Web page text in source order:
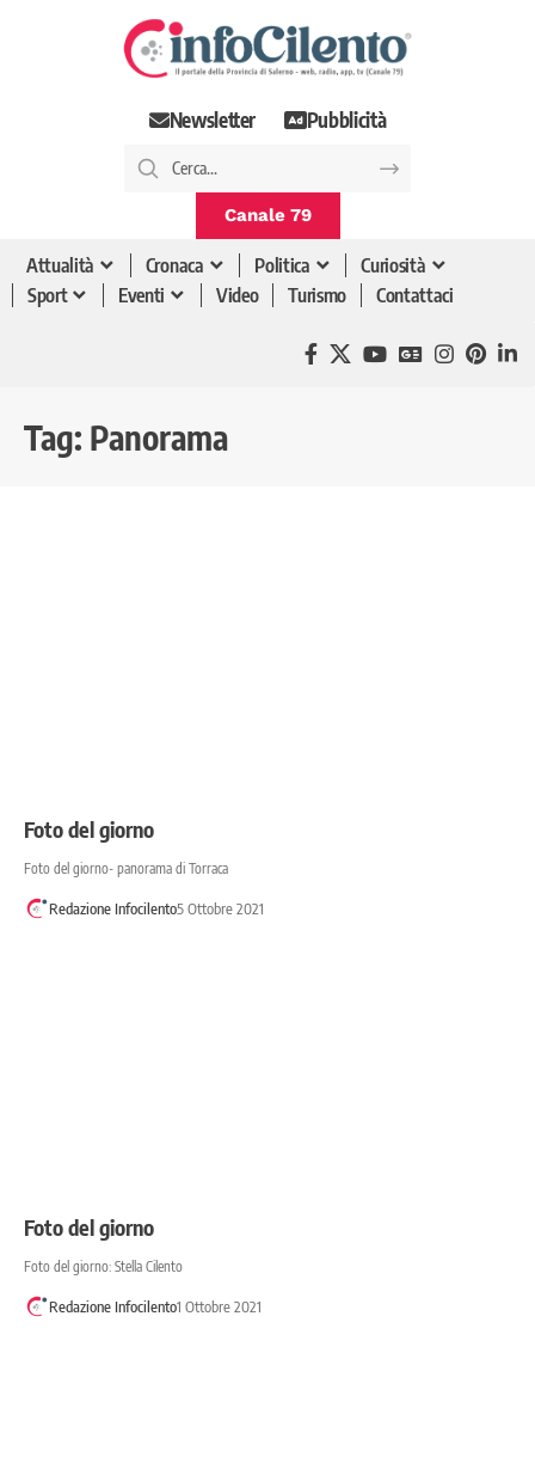
Newsletter Pubblicità
Canale 79
Attualità Cronaca Politica
Curiosità
Sport
Eventi Video Turismo Contattaci
Tag: Panorama
Foto del giorno
Foto del giorno- panorama di Torraca
Redazione Infocilento5 Ottobre 2021
Foto del giorno
Foto del giorno: Stella Cilento
Redazione Infocilento1 Ottobre 2021